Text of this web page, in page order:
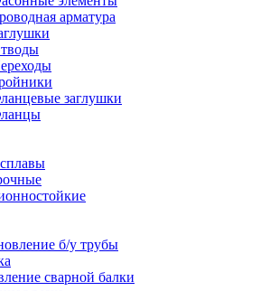
арматура
заглушки
б/у трубы
сварной балки